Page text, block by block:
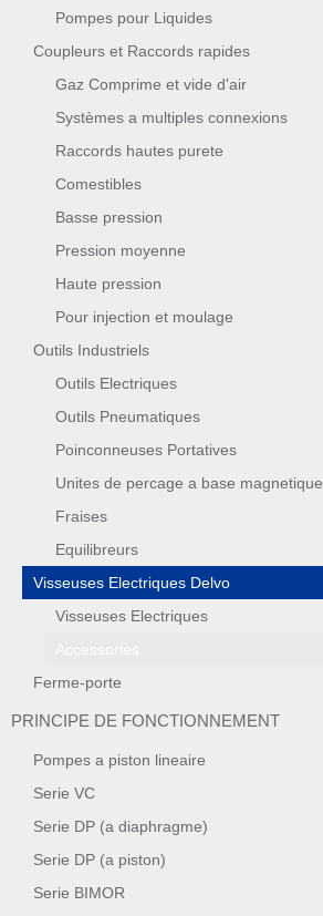
Pompes pour Liquides
Coupleurs et Raccords rapides
Gaz Comprime et vide d'air
Systèmes a multiples connexions
Raccords hautes purete
Comestibles
Basse pression
Pression moyenne
Haute pression
Pour injection et moulage
Outils Industriels
Outils Electriques
Outils Pneumatiques
Poinconneuses Portatives
Unites de percage a base magnetique
Fraises
Equilibreurs
Visseuses Electriques Delvo
Visseuses Electriques
Ferme-porte
PRINCIPE DE FONCTIONNEMENT
Pompes a piston lineaire
Serie VC
Serie DP (a diaphragme)
Serie DP (a piston)
Serie BIMOR